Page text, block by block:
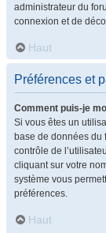
administrateur du
connexion et de
Haut
Préférences et
Comment puis-je
Si vous êtes un
base de données du
contrôle de
cliquant sur votre
système vous
préférences.
Haut